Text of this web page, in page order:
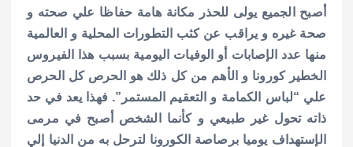
أصبح الجميع يولى للحذر مكانة هامة حفاظا علي صحته و
صحة غيره و يراقب عن كثب التطورات المحلية و العالمية
منها عدد الإصابات أو الوفيات اليومية بسبب هذا الفيروس
الخطير كورونا و الأهم من كل ذلك هو الحرص كل الحرص
علي “لباس الكمامة و التعقيم المستمر”. فهذا يعد في حد
ذاته تحول غير طبيعي و كأنما الشخص أصبح في مرمى
الإستهداف يوميا برصاصة الكورونا لترحل به من الدنيا إلي